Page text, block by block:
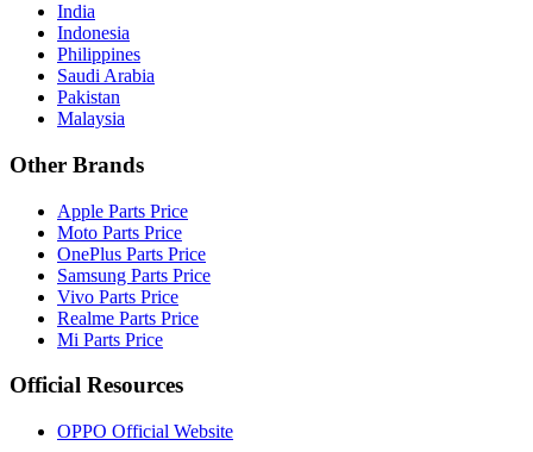
India
Indonesia
Philippines
Saudi Arabia
Pakistan
Malaysia
Other Brands
Apple Parts Price
Moto Parts Price
OnePlus Parts Price
Samsung Parts Price
Vivo Parts Price
Realme Parts Price
Mi Parts Price
Official Resources
OPPO Official Website